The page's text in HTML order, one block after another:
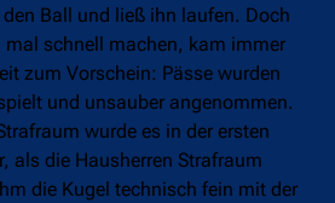
Ball und ließ ihn laufen. Doch
schnell machen, kam immer
zum Vorschein: Pässe wurden
und unsauber angenommen.
wurde es in der ersten
als die Hausherren Strafraum
die Kugel technisch fein mit der